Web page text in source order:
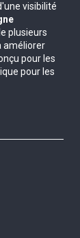
visibilité
plusieurs
améliorer
pour les
pour les